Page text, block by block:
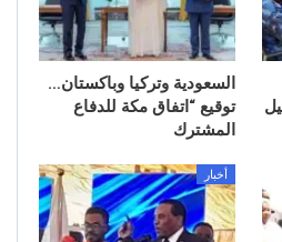
السعودية وتركيا وباكستان…
توقيع “اتفاق مكة للدفاع
المشترك
أخبار